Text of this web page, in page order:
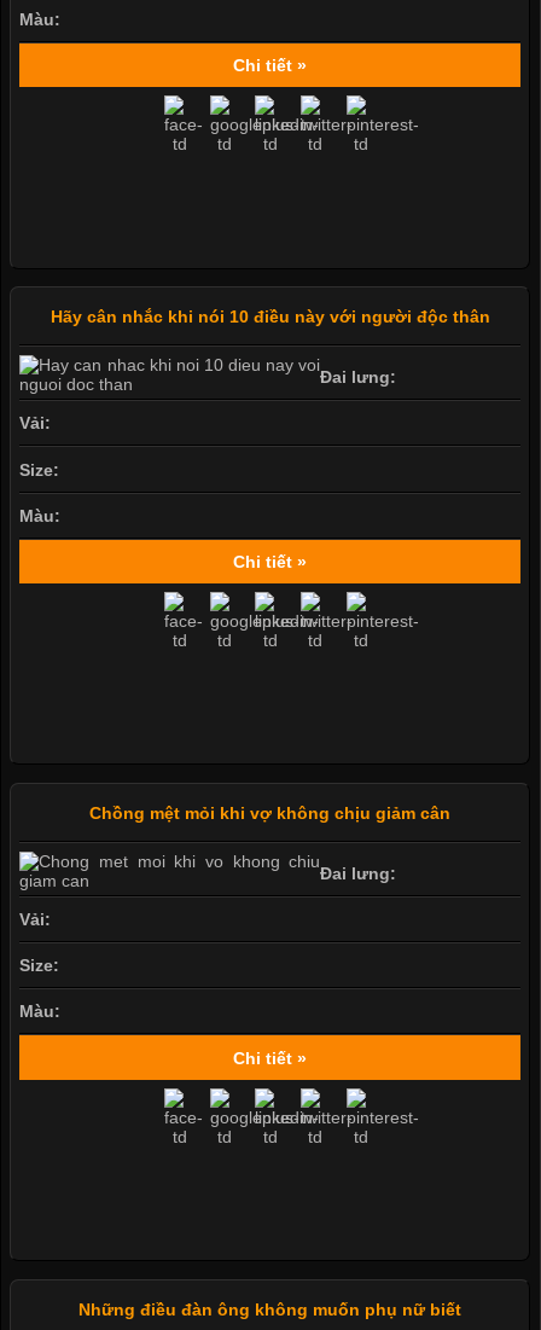
Màu:
Chi tiết »
Hãy cân nhắc khi nói 10 điều này với người độc thân
Đai lưng:
Vải:
Size:
Màu:
Chi tiết »
Chồng mệt mỏi khi vợ không chịu giảm cân
Đai lưng:
Vải:
Size:
Màu:
Chi tiết »
Những điều đàn ông không muốn phụ nữ biết